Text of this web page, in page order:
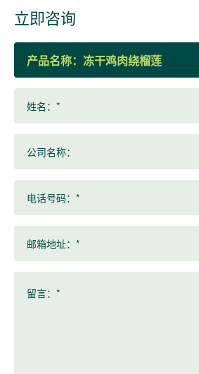
立即咨询
产品名称：
姓名：*
公司名称：
电话号码：*
邮箱地址：*
留言：*